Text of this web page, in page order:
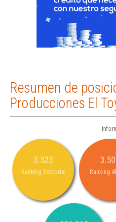
Resumen de
Producciones El
3.523
Ranking Sectorial Ranking